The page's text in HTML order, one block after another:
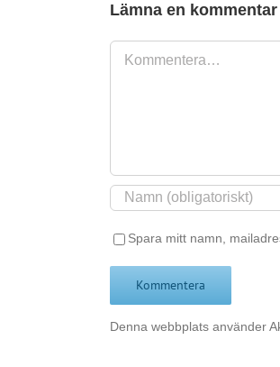
Lämna en kommentar
Kommentar
Spara mitt namn,
Denna webbplats använder